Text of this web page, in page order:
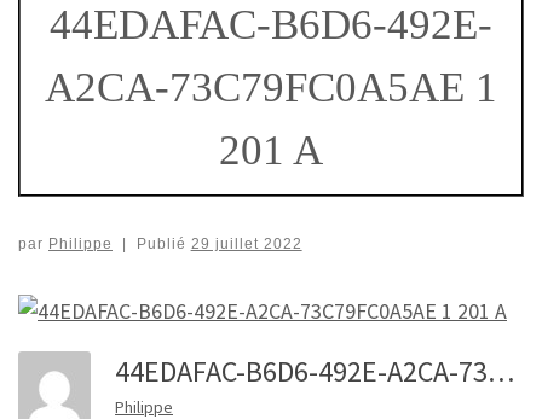
44EDAFAC-B6D6-492E-
A2CA-73C79FC0A5AE 1
201 A
par Philippe Publié 29 juillet 2022
44EDAFAC-B6D6-492E-A2CA-73C79FC0A5AE 1 201 A
Philippe